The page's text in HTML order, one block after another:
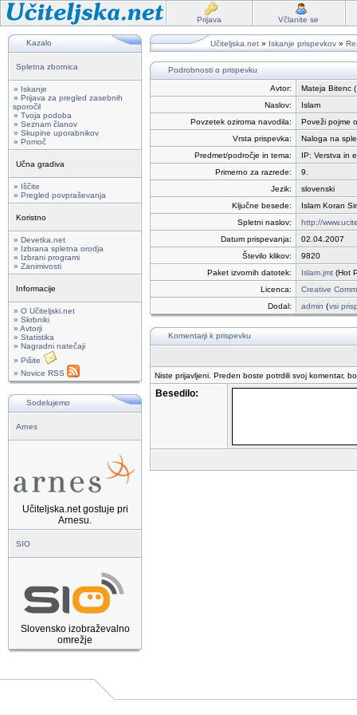
Prijava Včlanite se
Kazalo
Spletna zbornica
» Iskanje
» Prijava za pregled zasebnih
sporočil
» Tvoja podoba
» Seznam članov
» Skupine uporabnikov
» Pomoč
Učna gradiva
» Iščite
» Pregled povpraševanja
Koristno
» Devetka.net
» Izbrana spletna orodja
» Izbrani programi
» Zanimivosti
Informacije
» O Učiteljski.net
» Skrbniki
» Avtorji
» Statistika
» Nagradni natečaji
» Pišite
» Novice RSS
Sodelujemo
Arnes
Učiteljska.net gostuje pri
Arnesu.
SIO
Slovensko izobraževalno
omrežje
Učiteljska.net » Iskanje prispevkov »
Podrobnosti o prispevku
Avtor:
Mateja Bitenc (
Naslov:
Islam
Povzetek oziroma navodila:
Poveži pojme
Vrsta prispevka:
Naloga na
Predmet/področje in tema:
IP: Verstva in
Primerno za razrede:
9.
Jezik:
slovenski
Ključne besede:
Islam Koran
Spletni naslov:
http://
Datum prispevanja:
02.04.2007
Število klikov:
9820
Paket izvornih datotek:
Islam.jmt (Hot
Licenca:
Creative
Dodal:
admin (vsi
Komentarji k prispevku
Niste prijavljeni. Preden boste potrdili svoj komentar,
Besedilo: